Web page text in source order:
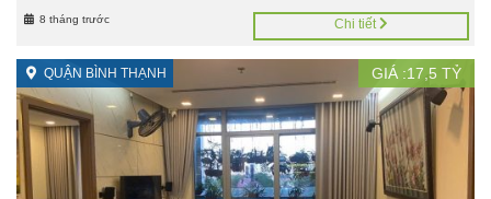
8 tháng trước Chi tiết
QUẬN BÌNH THẠNH GIÁ :17,5 TỶ